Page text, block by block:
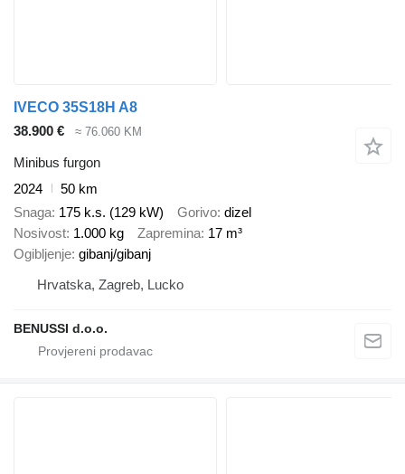
IVECO 35S18H A8
38.900 €
≈ 76.060 KM
Minibus furgon
2024
50 km
Snaga 175 k.s. (129 kW) Gorivo dizel
Nosivost 1.000 kg Zapremina 17 m³
Ogibljenje gibanj/gibanj
Hrvatska, Zagreb, Lucko
BENUSSI d.o.o.